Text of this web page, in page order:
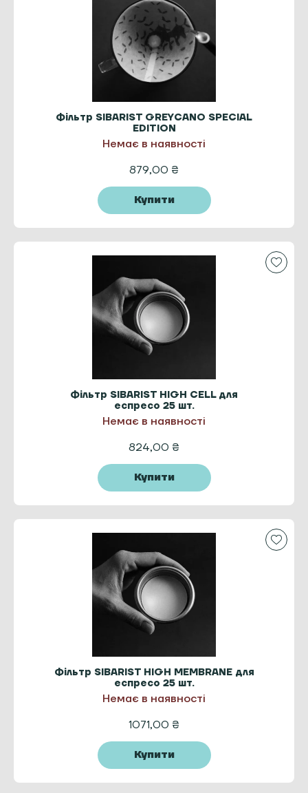
Фільтр SIBARIST GREYCANO SPECIAL
EDITION
Немає в наявності
879,00 ₴
Купити
Фільтр SIBARIST HIGH CELL для
еспресо 25 шт.
Немає в наявності
824,00 ₴
Купити
Фільтр SIBARIST HIGH MEMBRANE для
еспресо 25 шт.
Немає в наявності
1071,00 ₴
Купити